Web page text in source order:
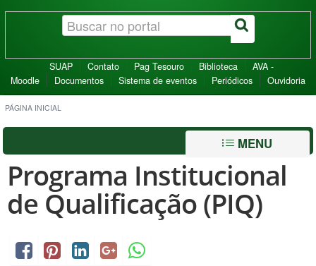
SUAP Contato Pag Tesouro Biblioteca
AVA -
Moodle
Documentos Sistema de eventos Periódicos Ouvidoria
PÁGINA INICIAL
MENU
Programa Institucional
de Qualificação (PIQ)